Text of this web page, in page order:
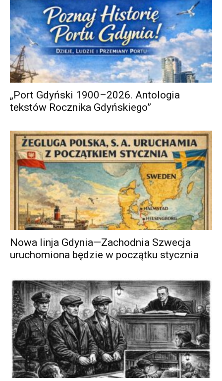
„Port Gdyński 1900–2026. Antologia
tekstów Rocznika Gdyńskiego”
Nowa linja Gdynia—Zachodnia Szwecja
uruchomiona będzie w początku stycznia